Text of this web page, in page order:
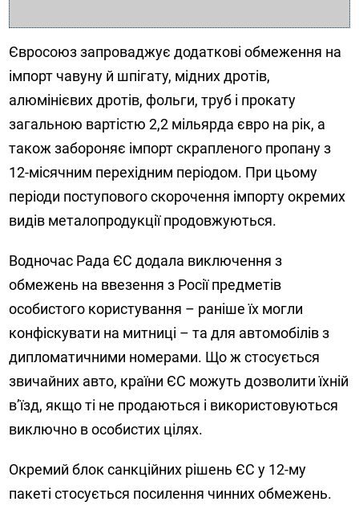
Євросоюз запроваджує додаткові обмеження на
імпорт чавуну й шпігату, мідних дротів,
алюмінієвих дротів, фольги, труб і прокату
загальною вартістю 2,2 мільярда євро на рік, а
також забороняє імпорт скрапленого пропану з
12-місячним перехідним періодом. При цьому
періоди поступового скорочення імпорту окремих
видів металопродукції продовжуються.
Водночас Рада ЄС додала виключення з
обмежень на ввезення з Росії предметів
особистого користування – раніше їх могли
конфіскувати на митниці – та для автомобілів з
дипломатичними номерами. Що ж стосується
звичайних авто, країни ЄС можуть дозволити їхній
в’їзд, якщо ті не продаються і використовуються
виключно в особистих цілях.
Окремий блок санкційних рішень ЄС у 12-му
пакеті стосується посилення чинних обмежень.